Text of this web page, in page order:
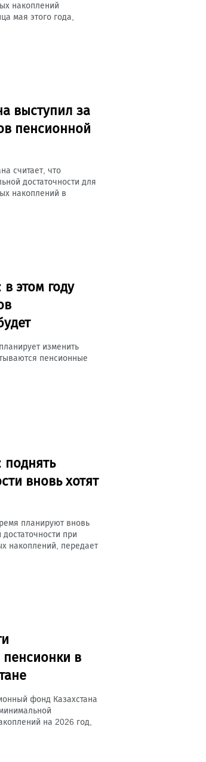
накоплений
мая этого года,
выступил за
пенсионной
считает, что
достаточности для
накоплений в
этом году
изменить
пенсионные
поднять
вновь хотят
планируют вновь
при
накоплений, передает
пенсионки в
фонд Казахстана
на 2026 год,